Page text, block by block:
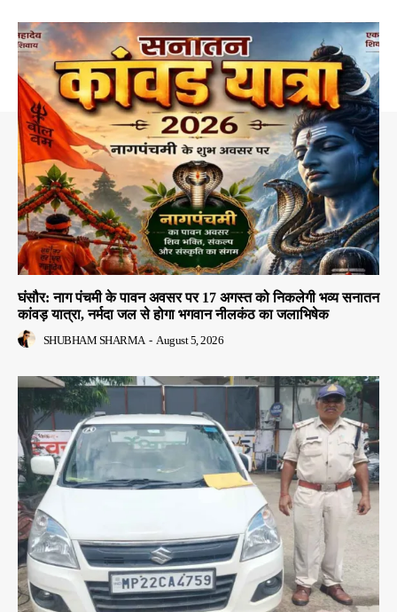
घंसौर: नाग पंचमी के पावन अवसर पर 17 अगस्त को निकलेगी भव्य सनातन
कांवड़ यात्रा, नर्मदा जल से होगा भगवान नीलकंठ का जलाभिषेक
SHUBHAM SHARMA - August 5, 2026